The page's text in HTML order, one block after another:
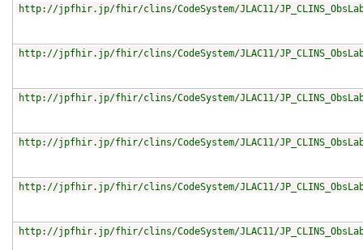
http://jpfhir.jp/fhir/clins/CodeSystem/JLAC11/
http://jpfhir.jp/fhir/clins/CodeSystem/JLAC11/
http://jpfhir.jp/fhir/clins/CodeSystem/JLAC11/
http://jpfhir.jp/fhir/clins/CodeSystem/JLAC11/
http://jpfhir.jp/fhir/clins/CodeSystem/JLAC11/
http://jpfhir.jp/fhir/clins/CodeSystem/JLAC11/